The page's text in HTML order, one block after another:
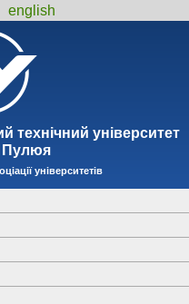
english
технiчний унiверситет
Пулюя
університетів